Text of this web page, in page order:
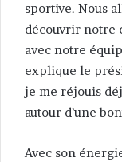
sportive. Nous
découvrir notre
avec notre
explique le
je me réjouis
autour d’une
Avec son